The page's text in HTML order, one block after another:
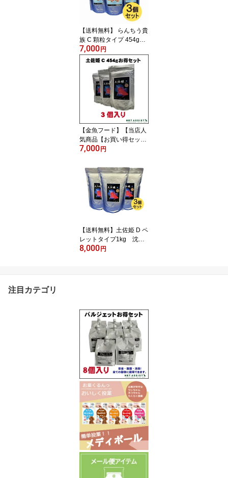
【送料無料】 らんちう貴
族 C 顆粒タイプ 454g
3個セット【金魚フー
ド】【観賞魚】【どじょ
う養殖研究所】
7,000円
【金魚フード】【当店人
気商品【お買い得セッ
ト】土佐姫 C 顆粒タ
【観賞魚】【どじょう研
究所】
7,000円
【送料無料】土佐姫 D ペ
レットタイプ1kg 沈下
タイプ 3個セット【金
8,000円
注目カテゴリ